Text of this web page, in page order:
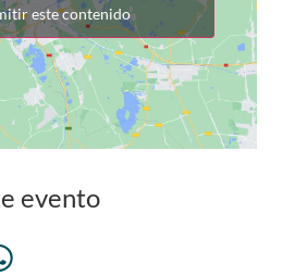
este contenido
evento